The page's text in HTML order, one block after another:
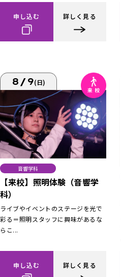
申し込む 詳しく見る
8/9(日)
音響学科
【来校】照明体験（音響学
科）
ライブやイベントのステージを光で
彩る＝照明スタッフに興味があるな
らこ...
申し込む 詳しく見る